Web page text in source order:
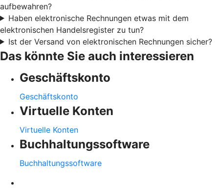
aufbewahren?
Haben elektronische Rechnungen etwas mit dem
elektronischen Handelsregister zu tun?
Ist der Versand von elektronischen Rechnungen sicher?
Das könnte Sie auch interessieren
Geschäftskonto
Geschäftskonto
Virtuelle Konten
Virtuelle Konten
Buchhaltungssoftware
Buchhaltungssoftware